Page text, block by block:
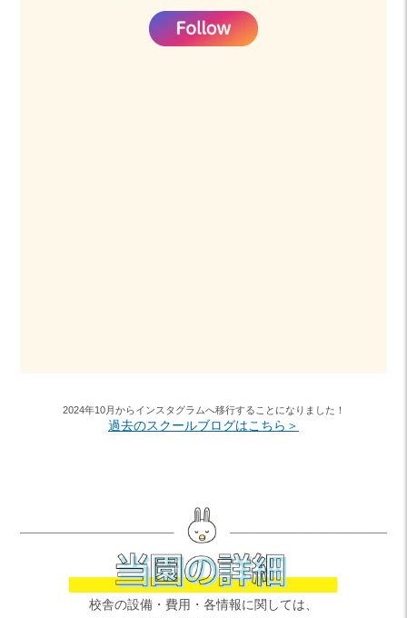
2024年10月からインスタグラムへ移行することになりました！
過去のスクールブログはこちら＞
校舎の設備・費用・各情報に関しては、